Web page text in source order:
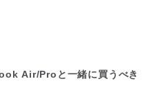
Air/Proと一緒に買うべき